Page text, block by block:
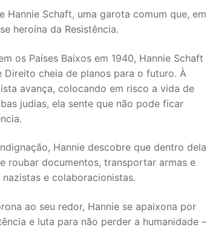
Hannie Schaft, uma garota comum que, em
heroína da Resistência.
os Países Baixos em 1940, Hannie Schaft
Direito cheia de planos para o futuro. À
avança, colocando em risco a vida de
judias, ela sente que não pode ficar
Hannie descobre que dentro dela
roubar documentos, transportar armas e
e colaboracionistas.
ao seu redor, Hannie se apaixona por
e luta para não perder a humanidade –